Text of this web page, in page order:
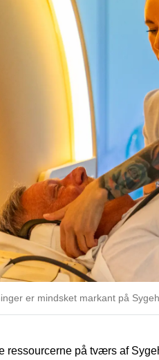
er mindsket markant på
ressourcerne på tværs af